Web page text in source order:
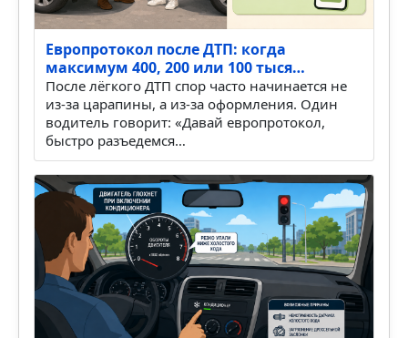
Европротокол после ДТП: когда
максимум 400, 200 или 100 тыся…
После лёгкого ДТП спор часто начинается не
из-за царапины, а из-за оформления. Один
водитель говорит: «Давай европротокол,
быстро разъедемся…